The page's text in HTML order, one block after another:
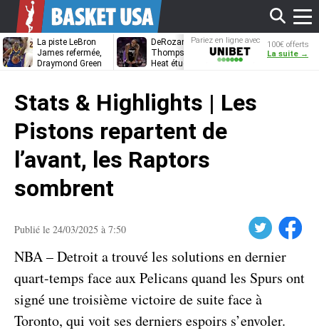
La piste LeBron
James refermée,
Draymond Green
DeRozan, Beal,
Thompson… Le
Heat étudie ses
Kentavious
Caldwell-
Pariez en ligne avec
Unibet
100€ offerts
La suite →
Stats & Highlights | Les
Pistons repartent de
l’avant, les Raptors
sombrent
Publié le 24/03/2025 à 7:50 Facebook
NBA – Detroit a trouvé les solutions en dernier
quart-temps face aux Pelicans quand les Spurs ont
signé une troisième victoire de suite face à
Toronto, qui voit ses derniers espoirs s’envoler.